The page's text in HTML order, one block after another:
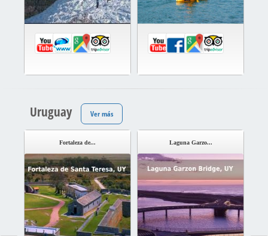
Uruguay Ver más
Fortaleza de... Laguna Garzo...